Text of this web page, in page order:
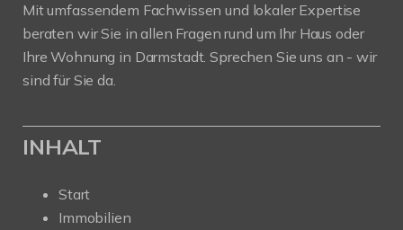
Mit umfassendem Fachwissen und lokaler Expertise
beraten wir Sie in allen Fragen rund um Ihr Haus oder
Ihre Wohnung in Darmstadt. Sprechen Sie uns an - wir
sind für Sie da.
INHALT
Start
Immobilien